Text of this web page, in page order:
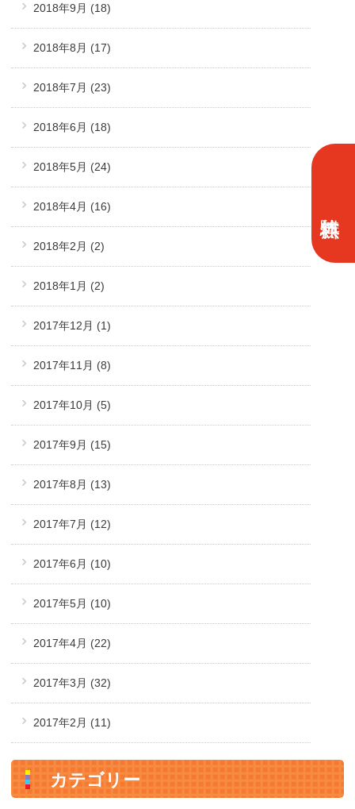
2018年9月 (18)
2018年8月 (17)
2018年7月 (23)
2018年6月 (18)
2018年5月 (24)
2018年4月 (16)
2018年2月 (2)
2018年1月 (2)
2017年12月 (1)
2017年11月 (8)
2017年10月 (5)
2017年9月 (15)
2017年8月 (13)
2017年7月 (12)
2017年6月 (10)
2017年5月 (10)
2017年4月 (22)
2017年3月 (32)
2017年2月 (11)
カテゴリー